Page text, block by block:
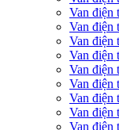
Van điện
Van điện
Van điện
Van điện
Van điện
Van điện
Van điện
Van điện
Van điện